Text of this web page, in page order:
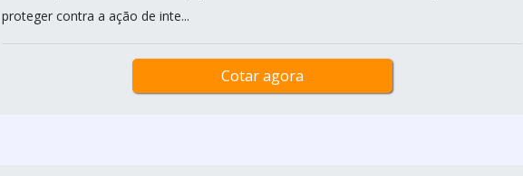
proteger contra a ação de inte...
Cotar agora